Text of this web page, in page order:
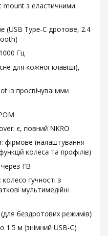
з еластичними
(USB Type‑C дротове, 2.4
Гц
для кожної клавіші),
із просвічуваними
є, повний NKRO
фірмове (налаштування
колеса та профілів)
ПЗ
гучності з
мультимедійні
бездротових режимів)
м (знімний USB‑C)